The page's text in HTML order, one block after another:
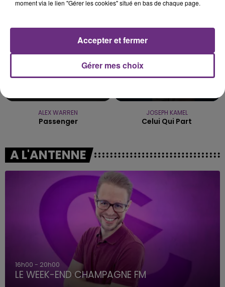
ALEX WARREN
Passenger
JOSEPH KAMEL
Celui Qui Part
A L'ANTENNE
16h00 - 20h00
LE WEEK-END CHAMPAGNE FM
moment via le lien "Gérer les cookies" situé en bas de chaque page.
Gérer mes choix
Accepter et fermer